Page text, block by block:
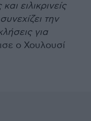
ειλικρινείς
την
για
ο Χουλουσί